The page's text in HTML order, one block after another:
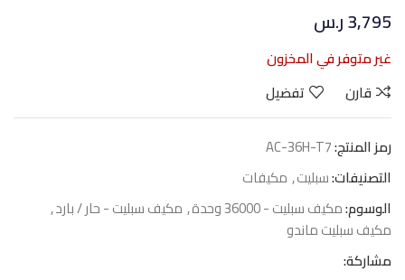
3,795ر.س
غير متوفر في المخزون
قارن
تفضيل
رمز المنتج:AC-36H-T7
التصنيفات:سبليت, مكيفات
الوسوم:مكيف سبليت - 36000 وحدة , مكيف سبليت - حار / بارد,
مكيف سبليت ماندو
مشاركة: